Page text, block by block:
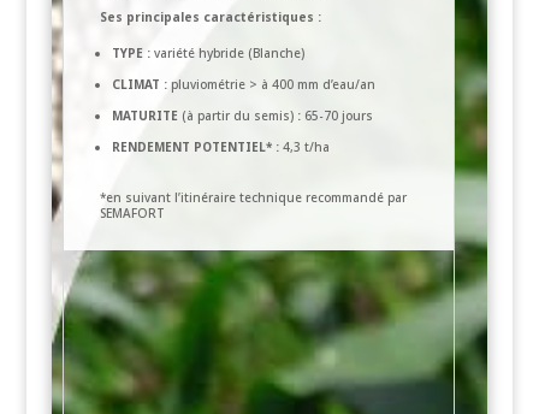
Ses principales caractéristiques :
TYPE :variété hybride (Blanche)
CLIMAT :pluviométrie > à 400 mm d’eau/an
MATURITE (à partir du semis) :65-70 jours
RENDEMENT POTENTIEL* :4,3 t/ha
*en suivant l’itinéraire technique recommandé par
SEMAFORT